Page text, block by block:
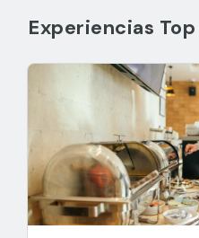
Experiencias Top